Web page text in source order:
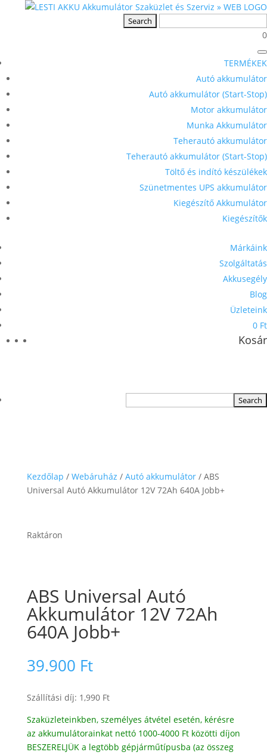
0
TERMÉKEK
Autó akkumulátor
Autó akkumulátor (Start-Stop)
Motor akkumulátor
Munka Akkumulátor
Teherautó akkumulátor
Teherautó akkumulátor (Start-Stop)
Töltő és indító készülékek
Szünetmentes UPS akkumulátor
Kiegészítő Akkumulátor
Kiegészítők
Márkáink
Szolgáltatás
Akkusegély
Blog
Üzleteink
0 Ft
Kosár
Kezdőlap / Webáruház / Autó akkumulátor/ ABS
Universal Autó Akkumulátor 12V 72Ah 640A Jobb+
Raktáron
ABS Universal Autó
Akkumulátor 12V 72Ah
640A Jobb+
39.900 Ft
Szállítási díj: 1,990 Ft
Szaküzleteinkben, személyes átvétel esetén, kérésre
az akkumulátorainkat nettó 1000-4000 Ft közötti díjon
BESZERELJÜK a legtöbb gépjárműtípusba (az összeg